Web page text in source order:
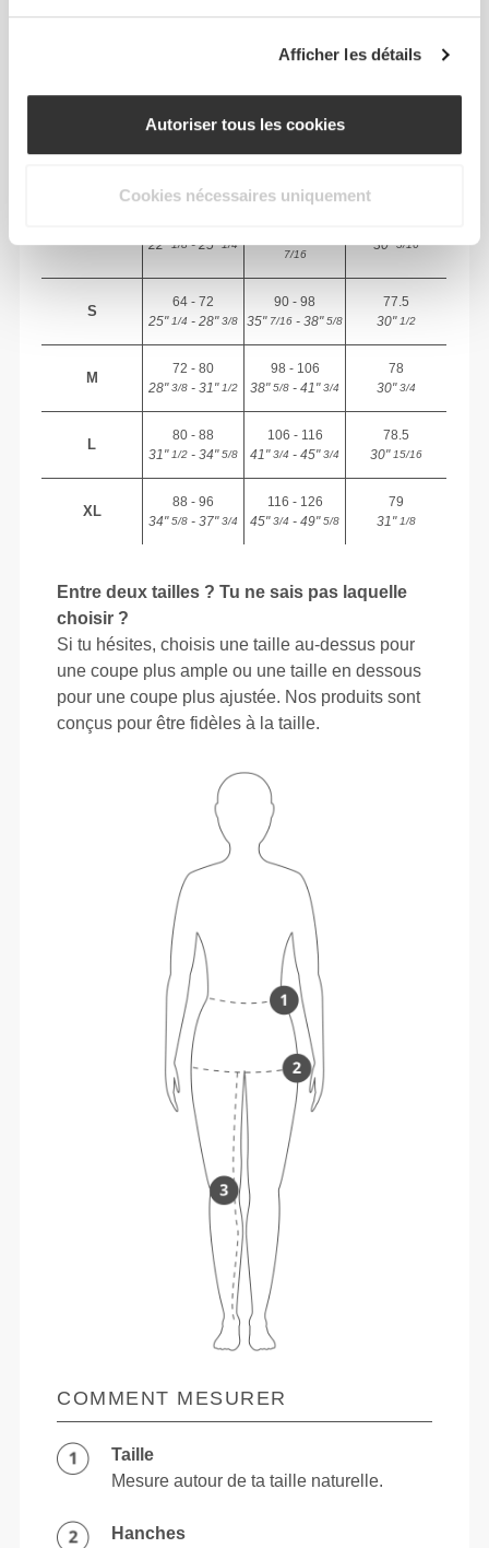
Afficher les détails
Autoriser tous les cookies
Cookies nécessaires uniquement
(cm)/(in)
(cm)/(in)
JAMBE
22"1/8- 25"1/4
7/16
30"5/16
S
64 - 72
25"1/4 - 28"3/8
90 - 98
35"7/16 - 38"5/8
77.5
30"1/2
M
72 - 80
28"3/8 - 31"1/2
98 - 106
38"5/8 - 41"3/4
78
30"3/4
L
80 - 88
31"1/2 - 34"5/8
106 - 116
41"3/4 - 45"3/4
78.5
30"15/16
XL
88 - 96
34"5/8 - 37"3/4
116 - 126
45"3/4 - 49"5/8
79
31"1/8
Entre deux tailles ? Tu ne sais pas laquelle
choisir ?
Si tu hésites, choisis une taille au-dessus pour
une coupe plus ample ou une taille en dessous
pour une coupe plus ajustée. Nos produits sont
conçus pour être fidèles à la taille.
COMMENT MESURER
Taille
Mesure autour de ta taille naturelle.
Hanches